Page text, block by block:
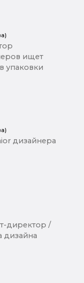
ищет
упаковки
дизайнера
директор /
дизайна